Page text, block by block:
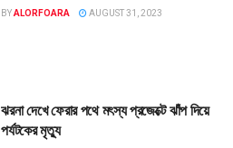
BYALORFOARA AUGUST 31, 2023
ঝরনা দেখে ফেরার পথে মৎস্য প্রজেক্টে ঝাঁপ দিয়ে
পর্যটকের মৃত্যু